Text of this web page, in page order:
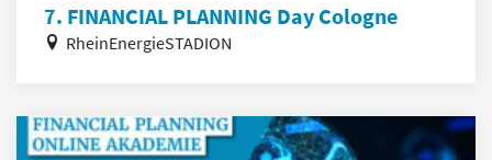
7. FINANCIAL PLANNING Day Cologne
RheinEnergieSTADION